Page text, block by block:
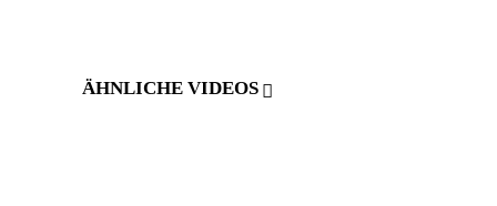
ÄHNLICHE VIDEOS